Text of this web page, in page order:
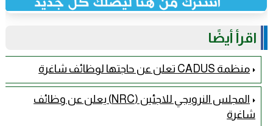
اقرأ أيضًا
منظمة CADUS تعلن عن حاجتها لوظائف شاغرة
المجلس النرويجي للاجئين (NRC) يعلن عن وظائف
شاغرة